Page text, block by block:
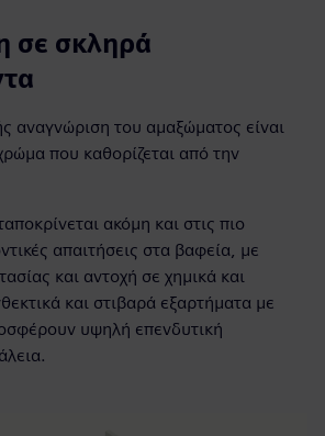
σε σκληρά
αναγνώριση του αμαξώματος είναι
που καθορίζεται από την
ακόμη και στις πιο
απαιτήσεις στα βαφεία, με
και αντοχή σε χημικά και
και στιβαρά εξαρτήματα με
υψηλή επενδυτική